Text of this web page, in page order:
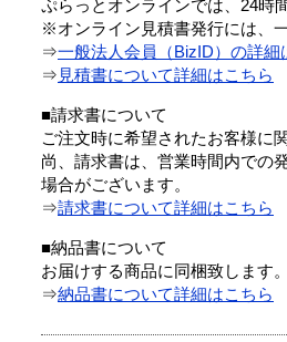
ぷらっとオンラインでは、24時
※オンライン見積書発行には、
⇒一般法人会員（BizID）の詳細
⇒ 見積書について詳細はこちら
■請求書について
ご注文時に希望されたお客様に
尚、請求書は、営業時間内での
場合がございます。
⇒請求書について詳細はこちら
■納品書について
お届けする商品に同梱致します。
⇒納品書について詳細はこちら